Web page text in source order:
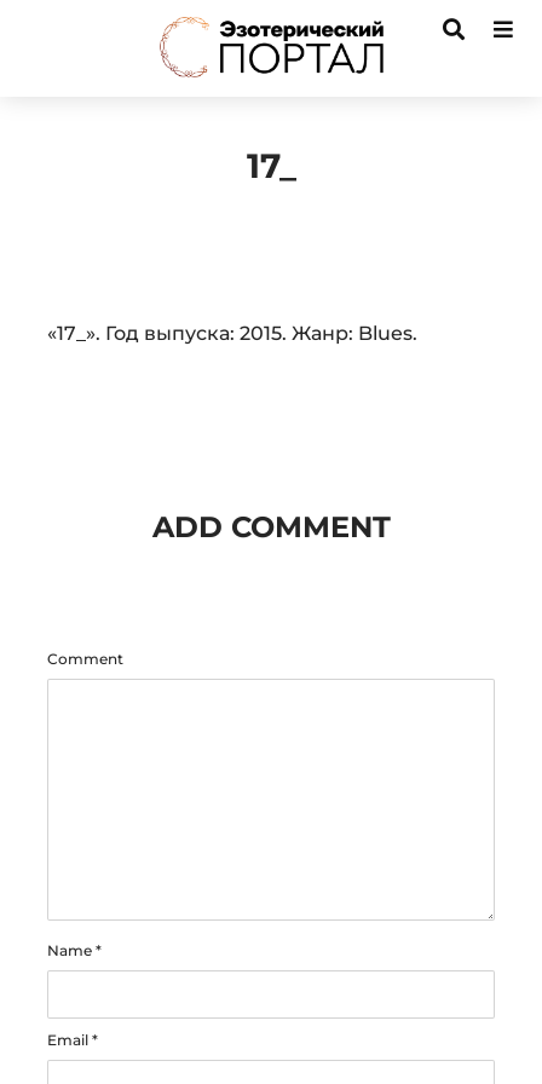
17_
Audio
«17_». Год выпуска: 2015. Жанр: Blues.
ADD COMMENT
Comment
Name *
Email *